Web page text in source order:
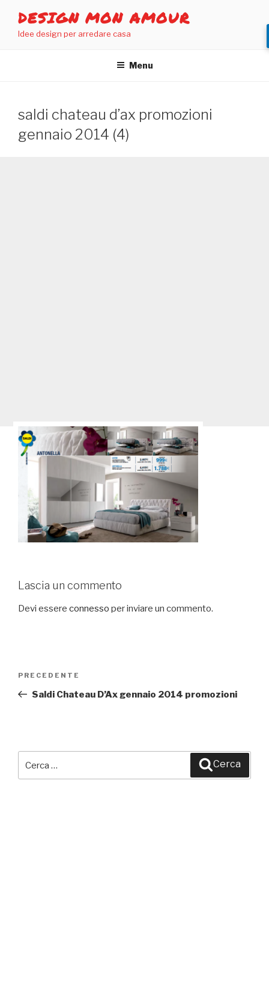
contenuto
DESIGN MON AMOUR
Idee design per arredare casa
Menu
saldi chateau d’ax promozioni
gennaio 2014 (4)
Lascia un commento
Devi essere connesso per inviare un commento.
Articolo
precedente:
PRECEDENTE
Saldi Chateau D’Ax gennaio 2014 promozioni
Cerca